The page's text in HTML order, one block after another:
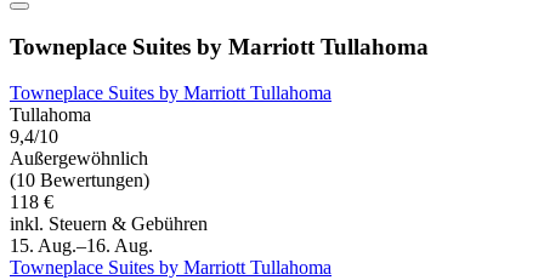
Towneplace Suites by Marriott Tullahoma
Towneplace Suites by Marriott Tullahoma
Tullahoma
9,4/10
Außergewöhnlich
(10 Bewertungen)
118 €
inkl. Steuern & Gebühren
15. Aug.–16. Aug.
Towneplace Suites by Marriott Tullahoma